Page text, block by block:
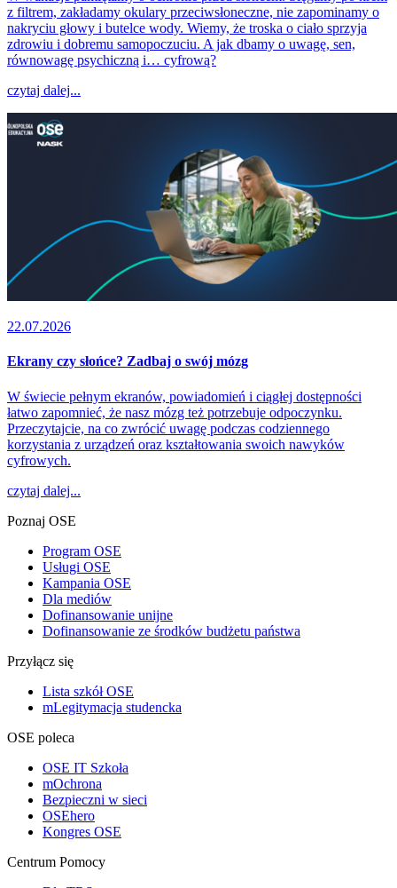
z filtrem, zakładamy okulary przeciwsłoneczne, nie zapominamy o
nakryciu głowy i butelce wody. Wiemy, że troska o ciało sprzyja
zdrowiu i dobremu samopoczuciu. A jak dbamy o uwagę, sen,
równowagę psychiczną i… cyfrową?
czytaj dalej...
22.07.2026
Ekrany czy słońce? Zadbaj o swój mózg
W świecie pełnym ekranów, powiadomień i ciągłej dostępności
łatwo zapomnieć, że nasz mózg też potrzebuje odpoczynku.
Przeczytajcie, na co zwrócić uwagę podczas codziennego
korzystania z urządzeń oraz kształtowania swoich nawyków
cyfrowych.
czytaj dalej...
Poznaj OSE
Program OSE
Usługi OSE
Kampania OSE
Dla mediów
Dofinansowanie unijne
Dofinansowanie ze środków budżetu państwa
Przyłącz się
Lista szkół OSE
mLegitymacja studencka
OSE poleca
OSE IT Szkoła
mOchrona
Bezpieczni w sieci
OSEhero
Kongres OSE
Centrum Pomocy